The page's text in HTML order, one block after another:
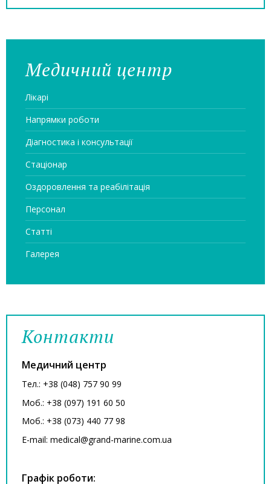
Медичний центр
Лікарі
Напрямки роботи
Діагностика і консультації
Стаціонар
Оздоровлення та реабілітація
Персонал
Статтi
Галерея
Контакти
Медичний центр
Тел.: +38 (048) 757 90 99
Моб.: +38 (097) 191 60 50
Моб.: +38 (073) 440 77 98
E-mail: medical@grand-marine.com.ua
Графік роботи: